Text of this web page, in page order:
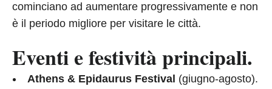
cominciano ad aumentare progressivamente e non
è il periodo migliore per visitare le città.
Eventi e festività principali.
Athens & Epidaurus Festival (giugno-agosto).